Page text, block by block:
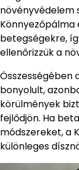
növényvédelem
betegségekre,
ellenőrizzük a
Összességében
bonyolult,
körülmények
fejlődjön. Ha
módszereket, a
különleges